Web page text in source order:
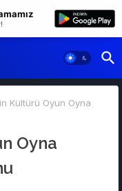
Kültürü Oyun Oyna
Oyna